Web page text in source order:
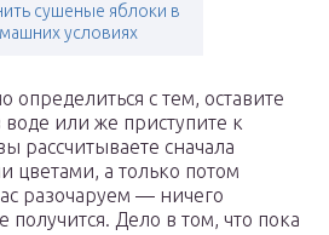
сушеные яблоки в
условиях
определиться с тем, оставите
воде или же приступите к
рассчитываете сначала
цветами, а только потом
разочаруем — ничего
получится. Дело в том, что пока